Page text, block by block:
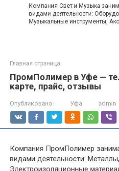
Компания Свет и Музыка
видами деятельности:
Музыкальные инструменты,
Главная страница
ПромПолимер в Уфе —
карте, прайс, отзывы
Опубликовано: Уфа admin
Компания ПромПолимер
видами деятельности:
Электроизоляционные